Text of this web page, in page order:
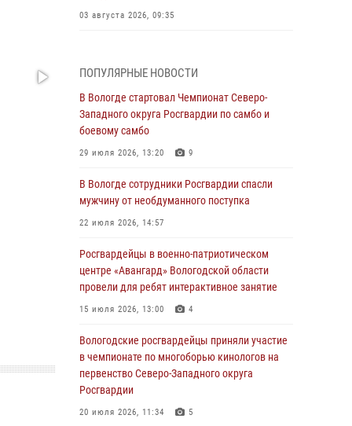
03 августа 2026, 09:35
магазина
03 августа 2026, 09:34
В Вологде определились победители и
призеры Чемпионатов Северо-Западного
самбо
03 августа 2026, 08:54 8 1
ВНЕВЕДОМСТВЕННОЙ ОХРАНЫ РОСГВАРДИИ
В ВОЛОГОДСКОЙ ОБЛАСТИ ЗАДЕРЖАНО 23
ПРАВОНАРУШИТЕЛЯ
02 августа 2026, 10:37
Росгвардейцы в г. Соколе задержали
несовершеннолетнего нарушителя
на питбайке
31 июля 2026, 06:43
ПОПУЛЯРНЫЕ НОВОСТИ
В Вологде стартовал Чемпионат Северо-
Западного округа Росгвардии по самбо и
боевому самбо
29 июля 2026, 13:20 9
В Вологде сотрудники Росгвардии спасли
мужчину от необдуманного поступка
22 июля 2026, 14:57
Росгвардейцы в военно-патриотическом
центре «Авангард» Вологодской области
провели для ребят интерактивное занятие
15 июля 2026, 13:00 4
Вологодские росгвардейцы приняли участие
в чемпионате по многоборью кинологов на
первенство Северо-Западного округа
Росгвардии
20 июля 2026, 11:34 5